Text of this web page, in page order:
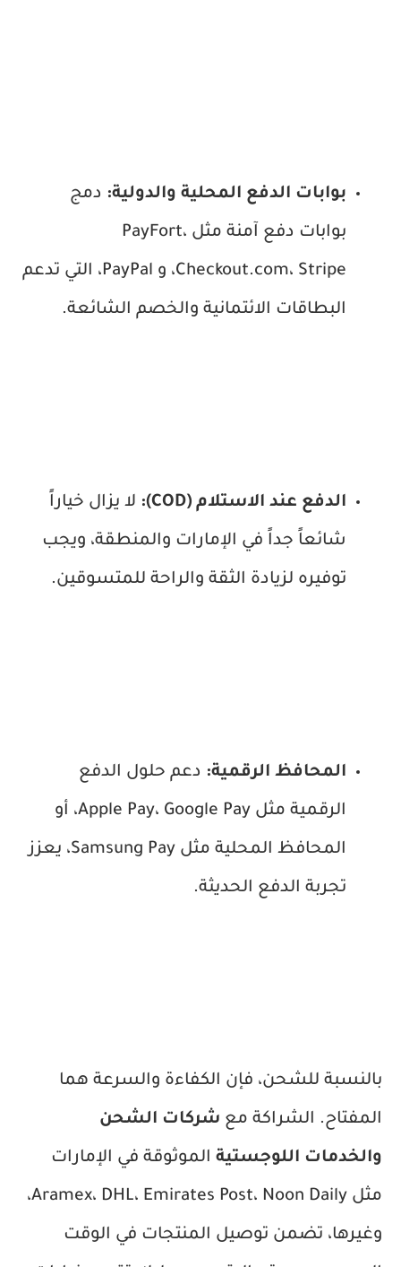
بوابات الدفع المحلية والدولية: دمج
بوابات دفع آمنة مثل PayFort،
Checkout.com، Stripe، و PayPal، التي تدعم
البطاقات الائتمانية والخصم الشائعة.
الدفع عند الاستلام (COD): لا يزال خياراً
شائعاً جداً في الإمارات والمنطقة، ويجب
توفيره لزيادة الثقة والراحة للمتسوقين.
المحافظ الرقمية: دعم حلول الدفع
الرقمية مثل Apple Pay، Google Pay، أو
المحافظ المحلية مثل Samsung Pay، يعزز
تجربة الدفع الحديثة.
بالنسبة للشحن، فإن الكفاءة والسرعة هما
المفتاح. الشراكة مع شركات الشحن
والخدمات اللوجستيةالموثوقة في الإمارات
مثل Aramex، DHL، Emirates Post، Noon Daily،
وغيرها، تضمن توصيل المنتجات في الوقت